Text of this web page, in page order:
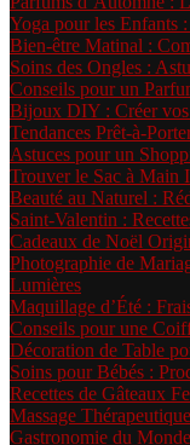
Yoga pour les Enfants
Bien-être Matinal :
Soins des Ongles :
Conseils pour un
Bijoux DIY : Créer vos
Tendances Prêt-à-
Astuces pour un
Trouver le Sac à Main
Beauté au Naturel :
Saint-Valentin :
Cadeaux de Noël
Photographie de
Lumières
Maquillage d’Été :
Conseils pour une
Décoration de Table
Soins pour Bébés :
Recettes de Gâteaux
Massage
Gastronomie du